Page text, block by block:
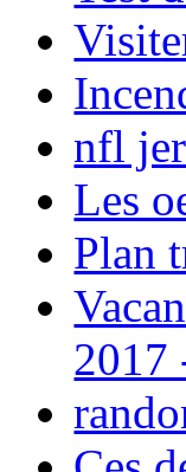
nfl
Les
Plan
2017